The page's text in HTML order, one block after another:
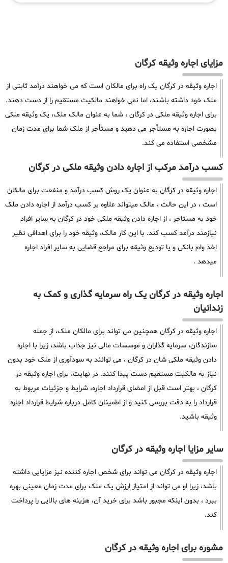
مزایای اجاره وثیقه کرگان
اجاره وثیقه در کرگان یک راه برای مالکان است که می خواهند درآمد ثابتی از
ملک خود داشته باشند، اما نمی خواهند مالکیت مستقیم را از دست دهند.
برای اجاره وثیقه ملکی در کرگان ، شما به عنوان مالک ملک، یک وثیقه ملکی
بصورت اجاره به مستأجر می دهید و مستأجر از ملک شما برای مدت زمان
مشخصی استفاده می کند.
کسب درآمد مرکب از اجاره دادن وثیقه ملکی در کرگان
اجاره وثیقه در کرگان به عنوان یک روش کسب درآمد و منفعت برای مالکان
است ، در این حالت ، مالک میتواند علاوه بر کسب درآمد از اجاره دادن ملک
خود به مستاجر ، از اجاره دادن وثیقه ملکی خود در کرگان به سایر افراد
نیازمند درآمد کسب کند. با این کار مالک، وثیقه خود را برای اهدافی نظیر
اخذ وام بانکی و یا تودیع وثیقه برای مراجع قضایی به سایر افراد اجاره
میدهد .
اجاره وثیقه در کرگان یک راه سرمایه گذاری و کمک به
زندانیان
اجاره وثیقه در کرگان همچنین می تواند برای مالکان ملک، از جمله
سازندگان، سرمایه گذاران و موسسات مالی نیز جذاب باشد، زیرا با اجاره
دادن وثیقه ملکی شان در کرگان ، می توانند به سودآوری از ملک خود بدون
نیاز به مالکیت مستقیم دست پیدا کنند. در نهایت، برای اجاره وثیقه در
کرگان ، بهتر است قبل از امضای قرارداد اجاره، شرایط و جزئیات مربوط به
قرارداد را به دقت بررسی کنید و از اطمینان کامل درباره شرایط قرارداد اجاره
وثیقه باشید.
سایر مزایا اجاره وثیقه در کرگان
اجاره وثیقه در کرگان می تواند برای شخص اجاره کننده نیز مزایایی داشته
باشد، زیرا او می تواند از امتیاز ارزش یک ملک برای مدت زمان معینی بهره
ببرد ، بدون اینکه مجبور باشد برای خرید آن، هزینه های بالایی را پرداخت
کند.
مشوره برای اجاره وثیقه در کرگان